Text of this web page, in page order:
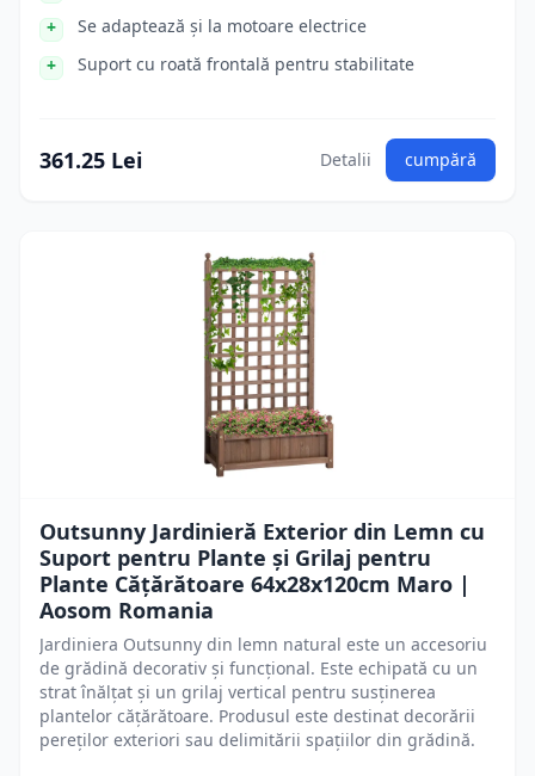
Se adaptează și la motoare electrice
Suport cu roată frontală pentru stabilitate
361.25 Lei Detalii cumpără
Outsunny Jardinieră Exterior din Lemn cu
Suport pentru Plante și Grilaj pentru
Plante Cățărătoare 64x28x120cm Maro |
Aosom Romania
Jardiniera Outsunny din lemn natural este un accesoriu
de grădină decorativ și funcțional. Este echipată cu un
strat înălțat și un grilaj vertical pentru susținerea
plantelor cățărătoare. Produsul este destinat decorării
pereților exteriori sau delimitării spațiilor din grădină.